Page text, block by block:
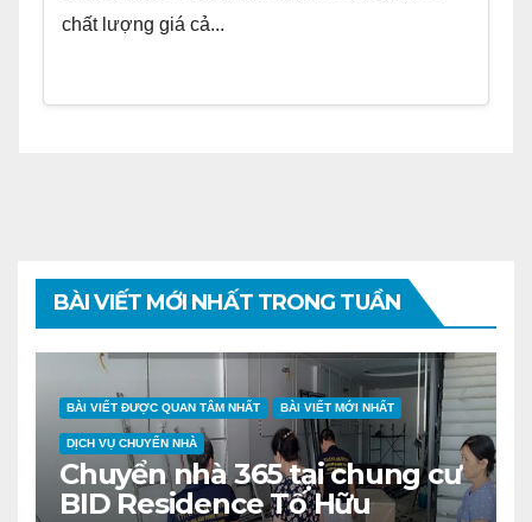
chất lượng giá cả...
BÀI VIẾT MỚI NHẤT TRONG TUẦN
BÀI VIẾT ĐƯỢC QUAN TÂM NHẤT BÀI VIẾT MỚI NHẤT
DỊCH VỤ CHUYỂN NHÀ
Chuyển nhà 365 tại chung cư
BID Residence Tố Hữu